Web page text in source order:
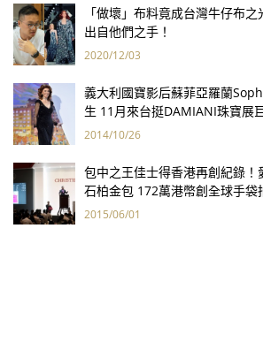
「做壞」布料竟成台灣牛仔布
出自他們之手！
2020/12/03
義大利國寶影后蘇菲亞羅蘭
生 11月來台挺DAMIANI珠寶展
2014/10/26
包中之王佳士得香港再創紀錄
石柏金包 172萬港幣創全球手袋
2015/06/01